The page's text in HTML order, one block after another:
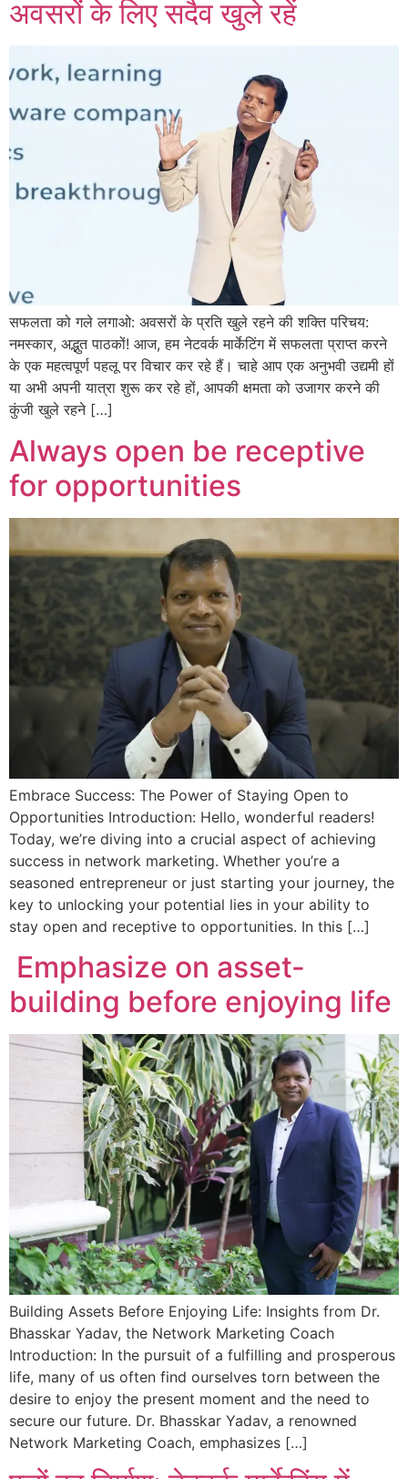
अवसरों के लिए सदैव खुले रहें
सफलता को गले लगाओ: अवसरों के प्रति खुले रहने की शक्ति परिचय:
नमस्कार, अद्भुत पाठकों! आज, हम नेटवर्क मार्केटिंग में सफलता प्राप्त करने
के एक महत्वपूर्ण पहलू पर विचार कर रहे हैं। चाहे आप एक अनुभवी उद्यमी हों
या अभी अपनी यात्रा शुरू कर रहे हों, आपकी क्षमता को उजागर करने की
कुंजी खुले रहने […]
Always open be receptive
for opportunities
Embrace Success: The Power of Staying Open to
Opportunities Introduction: Hello, wonderful readers!
Today, we’re diving into a crucial aspect of achieving
success in network marketing. Whether you’re a
seasoned entrepreneur or just starting your journey, the
key to unlocking your potential lies in your ability to
stay open and receptive to opportunities. In this […]
Emphasize on asset-
building before enjoying life
Building Assets Before Enjoying Life: Insights from Dr.
Bhasskar Yadav, the Network Marketing Coach
Introduction: In the pursuit of a fulfilling and prosperous
life, many of us often find ourselves torn between the
desire to enjoy the present moment and the need to
secure our future. Dr. Bhasskar Yadav, a renowned
Network Marketing Coach, emphasizes […]